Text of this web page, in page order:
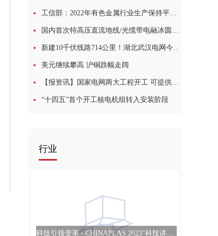
工信部：2022年有色金属行业生产保持平稳 工业增加值同比增长5.2%:滚动
国内首次特高压直流地线/光缆带电融冰圆满成功
新建10千伏线路714公里！湖北武汉电网今年新开工及续建配网工程770个
美元继续攀高 沪铜跌幅走阔
【报资讯】国家电网两大工程开工 可提供就业岗位超2万个
“十四五”首个开工核电机组转入安装阶段
行业
科技引领变革 - CHINAPLAS 2023“科技讲台”